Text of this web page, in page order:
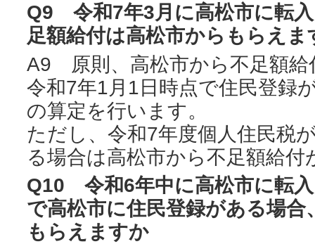
Q9 令和7年3月に高松市に転
足額給付は高松市からもらえま
A9 原則、高松市から不足額給
令和7年1月1日時点で住民登録
の算定を行います。
ただし、令和7年度個人住民税
る場合は高松市から不足額給付
Q10 令和6年中に高松市に転
で高松市に住民登録がある場
もらえますか